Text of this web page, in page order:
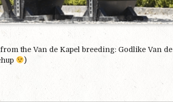
the Van de Kapel breeding: Godlike Van de
)